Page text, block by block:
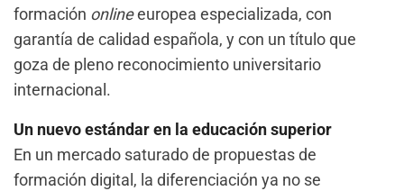
formación onlineeuropea especializada, con
garantía de calidad española, y con un título que
goza de pleno reconocimiento universitario
internacional.
Un nuevo estándar en la educación superior
En un mercado saturado de propuestas de
formación digital, la diferenciación ya no se